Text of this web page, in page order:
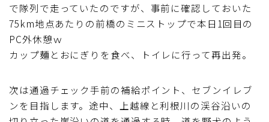
で隊列で走っていたのですが、事前に確認しておいた
75km地点あたりの前橋のミニストップで本日1回目の
PC外休憩ｗ
カップ麺とおにぎりを食べ、トイレに行って再出発。
次は通過チェック手前の補給ポイント、セブンイレブ
ンを目指します。途中、上越線と利根川の渓谷沿いの